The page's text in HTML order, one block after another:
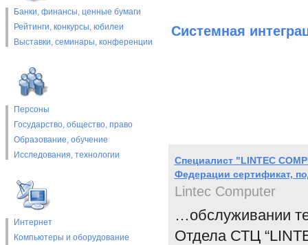
Банки, финансы, ценные бумаги
Рейтинги, конкурсы, юбилеи
Выставки, cеминары, конференции
Персоны
Государство, общество, право
Образование, обучение
Исследования, технологии
Интернет
Компьютеры и оборудование
Системная
Специалист "LINTEC
Федерации сертификат,
Lintec Computer
…обслуживании
Отдела СТЦ